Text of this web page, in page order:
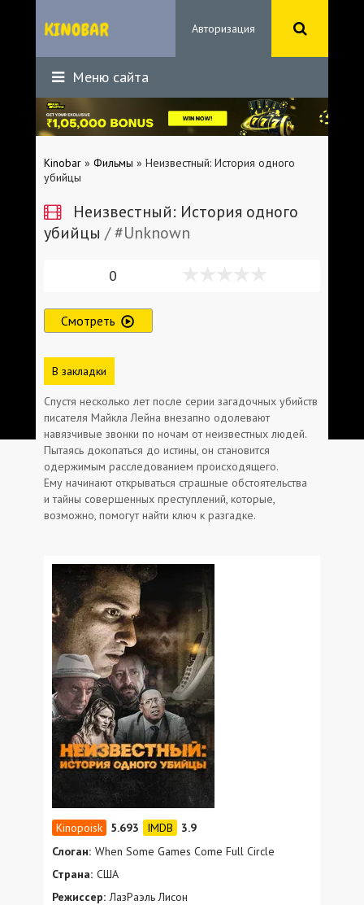
Авторизация
Меню сайта
Kinobar » Фильмы » Неизвестный: История одного
убийцы
Неизвестный: История одного
убийцы / #Unknown
0
Смотреть
В закладки
Спустя несколько лет после серии загадочных убийств
писателя Майкла Лейна внезапно одолевают
навязчивые звонки по ночам от неизвестных людей.
Пытаясь докопаться до истины, он становится
одержимым расследованием происходящего.
Ему начинают открываться страшные обстоятельства
и тайны совершенных преступлений, которые,
возможно, помогут найти ключ к разгадке.
5.693
3.9
Слоган: When Some Games Come Full Circle
Страна: США
Режиссер: ЛазРаэль Лисон